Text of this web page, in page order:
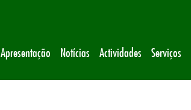
Apresentação Notícias Actividades Serviços